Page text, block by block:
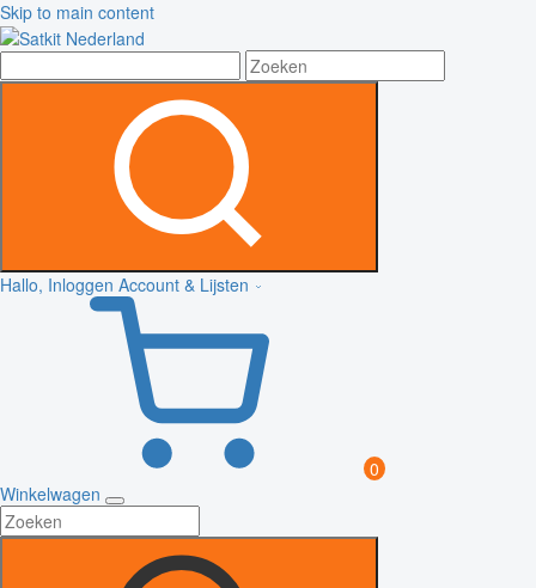
Skip to main content
Hallo, Inloggen Account & Lijsten
0
Winkelwagen